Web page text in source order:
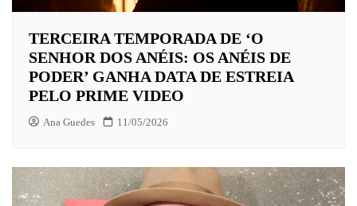
TERCEIRA TEMPORADA DE ‘O
SENHOR DOS ANÉIS: OS ANÉIS DE
PODER’ GANHA DATA DE ESTREIA
PELO PRIME VIDEO
Ana Guedes 11/05/2026